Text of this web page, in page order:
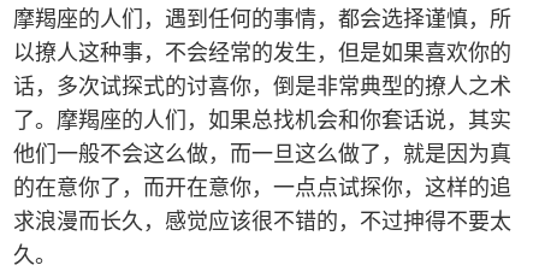
摩羯座的人们，遇到任何的事情，都会选择谨慎，所
以撩人这种事，不会经常的发生，但是如果喜欢你的
话，多次试探式的讨喜你，倒是非常典型的撩人之术
了。摩羯座的人们，如果总找机会和你套话说，其实
他们一般不会这么做，而一旦这么做了，就是因为真
的在意你了，而开在意你，一点点试探你，这样的追
求浪漫而长久，感觉应该很不错的，不过抻得不要太
久。